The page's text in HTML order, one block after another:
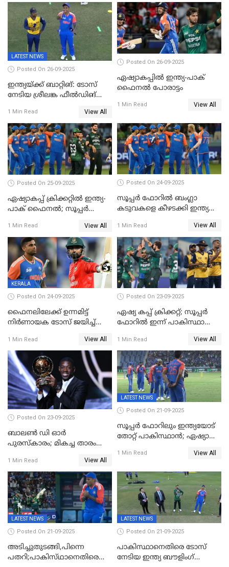
LATEST NEWS
Posted On 26-09-2025
ഇന്ത്യയ്ക്ക് ബാറ്റിങ്: ടോസ്
നേടിയ ശ്രീലങ്ക ഫീൽഡിങ്
1 Min Read View All
Posted On 26-09-2025
ഏഷ്യാകപ്പില്‍ ഇന്ത്യ-പാക്
ഫൈനല്‍ പോരാട്ടം
1 Min Read View All
Posted On 25-09-2025
ഏഷ്യാകപ്പ് ക്രിക്കറ്റിൽ ഇന്ത്യ-
പാക് ഫൈനല്‍; സൂപ്പർ
തോൽപിച്ച് പാകിസ്ഥാൻ
1 Min Read View All
Posted On 24-09-2025
സൂപ്പർ ഫോറിൽ ബംഗ്ലാ
കടുവകളെ കീഴടക്കി ഇന്ത്യ
1 Min Read View All
KERALA
Posted On 24-09-2025
ഫൈനലിലേക്ക് ഉന്നമിട്ട്
നിര്‍ണായക ടോസ് ജയിച്ച്
ഇന്ത്യയ്ക്ക് ബാറ്റിംഗ്
1 Min Read View All
Posted On 23-09-2025
ഏഷ്യ കപ്പ് ക്രിക്കറ്റ്; സൂപ്പര്‍
ഫോറിൽ ഇന്ന് പാകിസ്ഥാനും
1 Min Read View All
Posted On 23-09-2025
ബാലണ്‍ ഡി ഓര്‍
പുരസ്‌കാരം; മികച്ച താരം
1 Min Read View All
LATEST NEWS
Posted On 21-09-2025
സൂപ്പർ ഫോറിലും ഇന്ത്യയോട്
തോറ്റ് പാകിസ്ഥാൻ; ഏഷ്യാ
ഇന്ത്യ, അഭിഷേക് ശർമ്മയ്ക്ക്
1 Min Read View All
LATEST NEWS
Posted On 21-09-2025
അടിച്ചുതുടങ്ങി,പിന്നെ
പതറി;പാകിസ്‌ഥാനെതിരെ
LATEST NEWS
Posted On 21-09-2025
പാകിസ്ഥാനെതിരെ ടോസ്
നേടിയ ഇന്ത്യ ബൗളിംഗ്